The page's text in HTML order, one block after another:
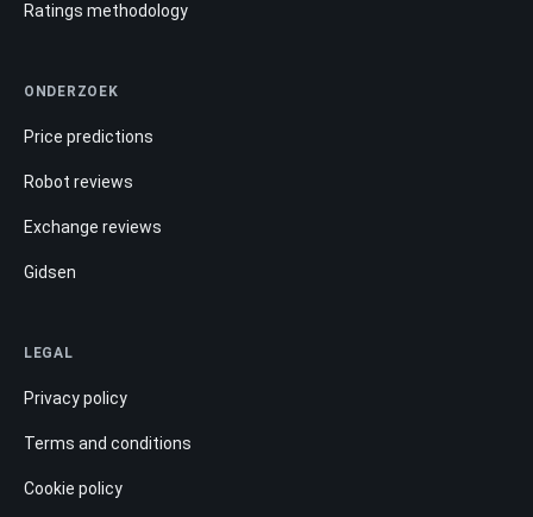
Ratings methodology
ONDERZOEK
Price predictions
Robot reviews
Exchange reviews
Gidsen
LEGAL
Privacy policy
Terms and conditions
Cookie policy